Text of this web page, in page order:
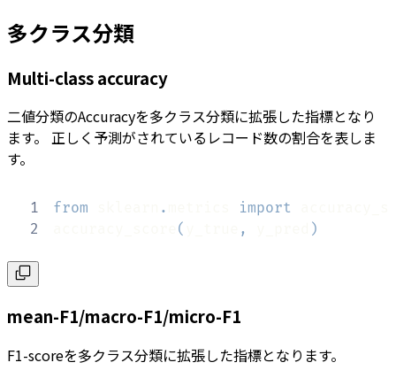
多クラス分類
Multi-class accuracy
二値分類のAccuracyを多クラス分類に拡張した指標となり
ます。 正しく予測がされているレコード数の割合を表しま
す。
1 from .
import
2
( , )
mean-F1/macro-F1/micro-F1
F1-scoreを多クラス分類に拡張した指標となります。